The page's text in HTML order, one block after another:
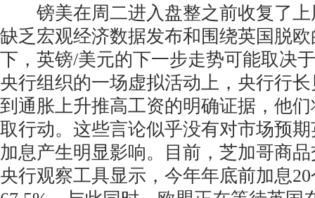
镑美在周二进入盘整之前收复了上
缺乏宏观经济数据发布和围绕英国脱
下，英镑/美元的下一步走势可能取决
央行组织的一场虚拟活动上，央行行
到通胀上升推高工资的明确证据，他
取行动。这些言论似乎没有对市场预
加息产生明显影响。目前，芝加哥商
央行观察工具显示，今年年底前加息